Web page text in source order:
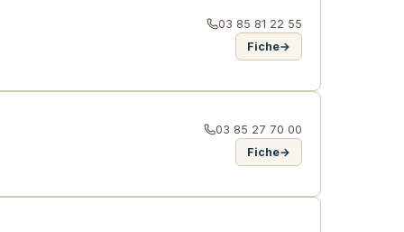
03 85 81 22 55
Fiche→
03 85 27 70 00
Fiche→